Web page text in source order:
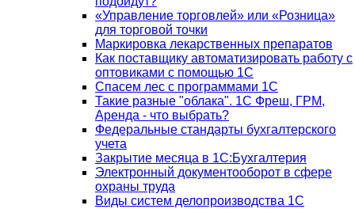
«Управление торговлей» или «Розница»
для торговой точки
Маркировка лекарственных препаратов
Как поставщику автоматизировать работу с
оптовиками с помощью 1С
Спасем лес с программами 1С
Такие разные "облака". 1С Фреш, ГРМ,
Аренда - что выбрать?
Федеральные стандарты бухгалтерского
учета
Закрытие месяца в 1С:Бухгалтерия
Электронный документооборот в сфере
охраны труда
Виды систем делопроизводства 1C